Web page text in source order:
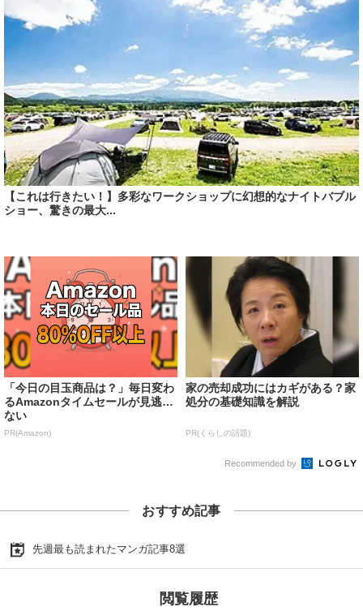
【これは行きたい！】多彩なワークショップに幻想的なナイトバブル
ショー、驚きの最大...
「今日の目玉商品は？」毎日変わ
るAmazonタイムセールが見逃せ
ない
PR(Amazon)
家の売却成功にはカギがある？家
処分の基礎知識を解説
PR(くらしの話題)
Recommended by
おすすめ記事
先週最も読まれたマンガ記事8選
閲覧履歴